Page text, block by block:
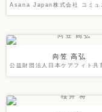
向笠 高弘